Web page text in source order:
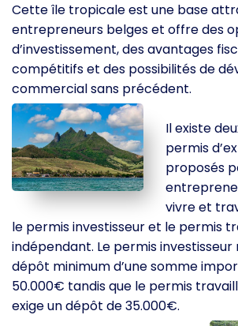
Cette île tropicale est une base
entrepreneurs belges et offre des
d’investissement, des avantages
compétitifs et des possibilités de
commercial sans précédent.
Il existe
permis
proposés
vivre et
le permis investisseur et le permis
indépendant. Le permis investisseur
dépôt minimum d’une somme
50.000€ tandis que le permis
exige un dépôt de 35.000€.